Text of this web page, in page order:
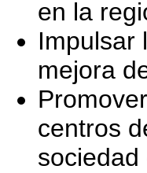
en la
Impulsar
mejora
centros
sociedad